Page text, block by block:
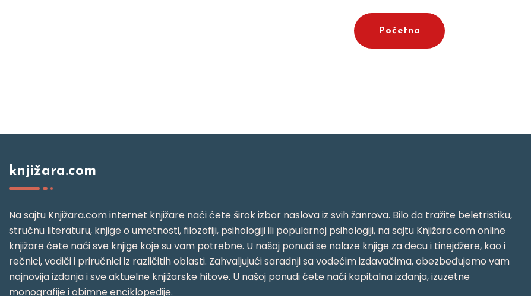
Početna
knjižara.com
Na sajtu Knjižara.com internet knjižare naći ćete širok izbor naslova iz svih žanrova. Bilo da tražite beletristiku,
stručnu literaturu, knjige o umetnosti, filozofiji, psihologiji ili popularnoj psihologiji, na sajtu Knjižara.com online
knjižare ćete naći sve knjige koje su vam potrebne. U našoj ponudi se nalaze knjige za decu i tinejdžere, kao i
rečnici, vodiči i priručnici iz različitih oblasti. Zahvaljujući saradnji sa vodećim izdavačima, obezbeđujemo vam
najnovija izdanja i sve aktuelne knjižarske hitove. U našoj ponudi ćete naći kapitalna izdanja, izuzetne
monografije i obimne enciklopedije.